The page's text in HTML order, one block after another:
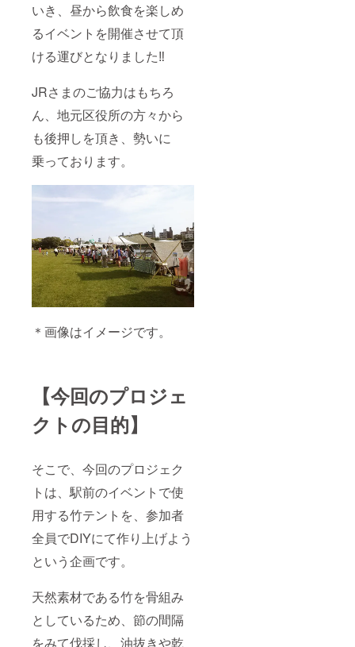
いき、昼から飲食を楽しめ
るイベントを開催させて頂
ける運びとなりました‼️
JRさまのご協力はもちろ
ん、地元区役所の方々から
も後押しを頂き、勢いに
乗っております。
＊画像はイメージです。
【今回のプロジェ
クトの目的】
そこで、今回のプロジェク
トは、駅前のイベントで使
用する竹テントを、参加者
全員でDIYにて作り上げよう
という企画です。
天然素材である竹を骨組み
としているため、節の間隔
をみて伐採し、油抜きや乾